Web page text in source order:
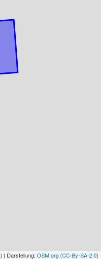
) | Darstellung: OSM.org (CC-By-SA-2.0)